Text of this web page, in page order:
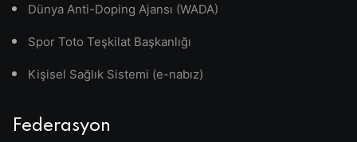
Dünya Anti-Doping Ajansı (WADA)
Spor Toto Teşkilat Başkanlığı
Kişisel Sağlık Sistemi (e-nabız)
Federasyon